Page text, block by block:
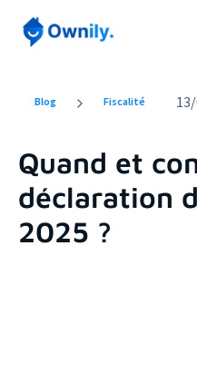
Blog Fiscalité 13/
Quand et
déclaration
2025 ?